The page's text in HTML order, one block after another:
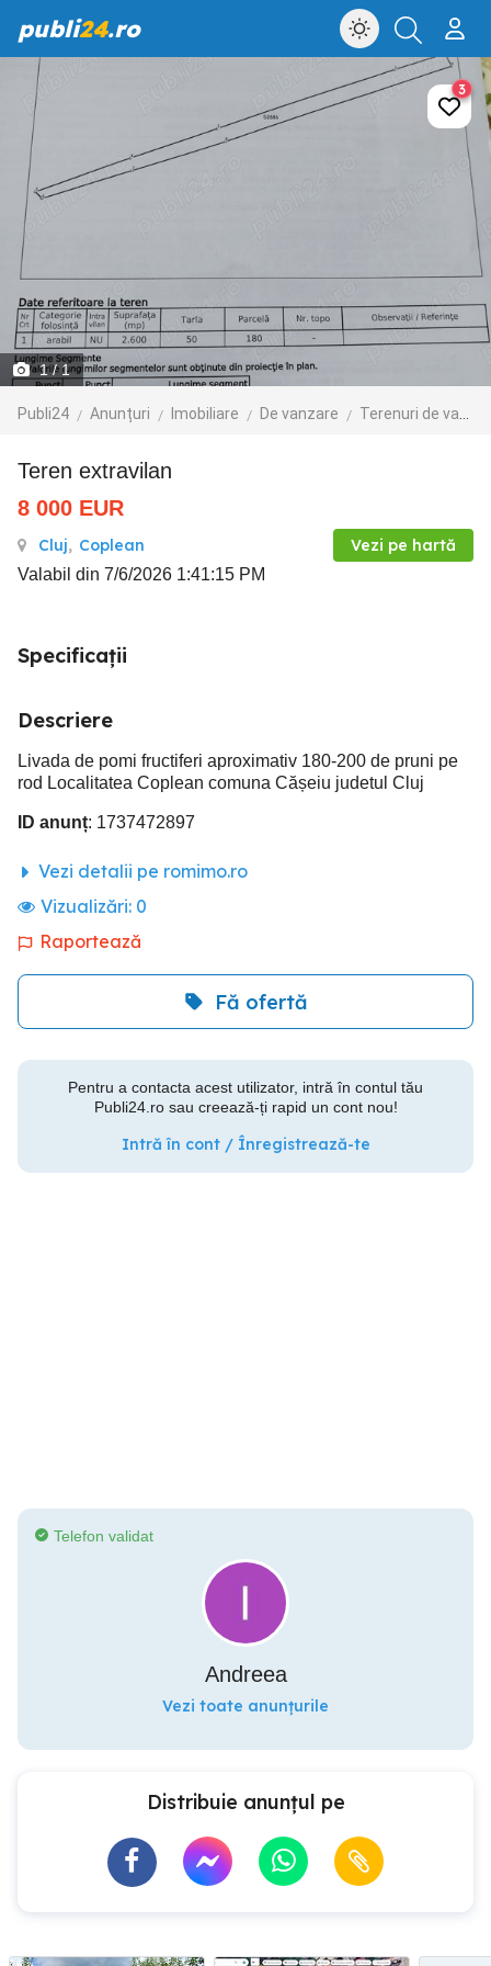
publi24.ro
1/ 1
Publi24 Anunțuri Imobiliare De vanzare Terenuri de vanzare
3
Teren extravilan
8 000 EUR
Cluj, Coplean Vezi pe hartă
Valabil din 7/6/2026 1:41:15 PM
Specificații
Descriere
Livada de pomi fructiferi aproximativ 180-200 de pruni pe
rod Localitatea Coplean comuna Cășeiu judetul Cluj
ID anunț: 1737472897
Vezi detalii pe romimo.ro
Vizualizări: 0
Raportează
Fă ofertă
Pentru a contacta acest utilizator, intră în contul tău
Publi24.ro sau creează-ți rapid un cont nou!
Intră în cont / Înregistrează-te
Telefon validat
Andreea
Vezi toate anunțurile
Distribuie anunțul pe